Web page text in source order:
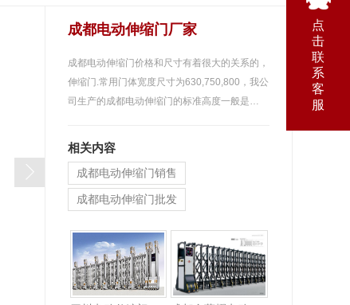
成都电动伸缩门厂家
成都电动伸缩门价格和尺寸有着很大的关系的，
伸缩门.常用门体宽度尺寸为630,750,800，我公
司生产的成都电动伸缩门的标准高度一般是…
相关内容
成都电动伸缩门销售
成都电动伸缩门批发
点
击
联
系
客
服